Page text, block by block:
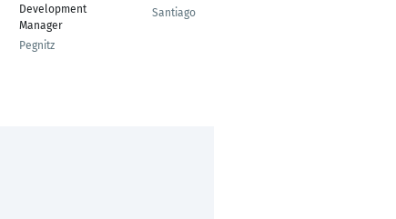
Development
Manager
Pegnitz
Santiago